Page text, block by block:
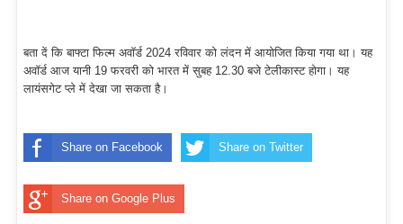
बता दें कि बाफ्टा फिल्म अवाॅर्ड 2024 रविवार को लंदन में आयोजित किया गया था। यह
अवाॅर्ड आज यानी 19 फरवरी को भारत में सुबह 12.30 बजे टेलीकास्ट होगा। यह
लायंसगेट प्ले में देखा जा सकता है।
Share on Facebook Share on Twitter
Share on Google Plus